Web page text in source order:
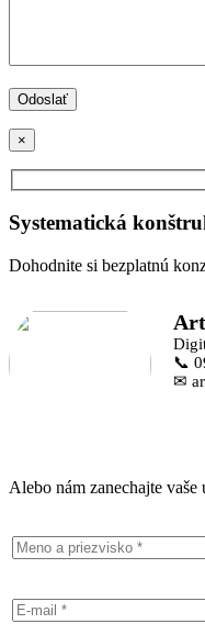
×
Systematická
Dohodnite si bezplatnú
📞
✉
Alebo nám zanechajte